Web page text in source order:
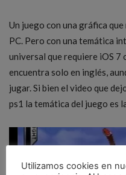
Un juego con una gráfica
PC. Pero con una temática
universal que requiere iOS 7
encuentra solo en inglés,
jugar. Si bien el video que
ps1 la temática del juego es
Utilizamos cookies en